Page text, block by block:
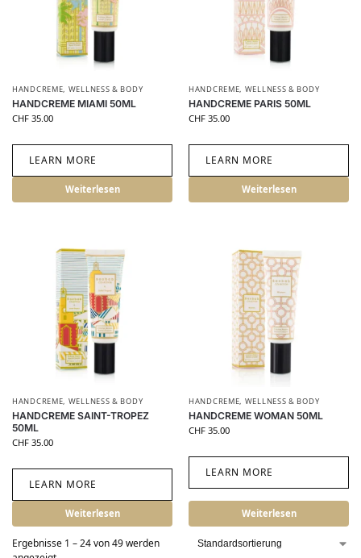
HANDCREME, WELLNESS & BODY
HANDCREME MIAMI 50ML
CHF 35.00
LEARN MORE
Weiterlesen
HANDCREME, WELLNESS & BODY
HANDCREME PARIS 50ML
CHF 35.00
LEARN MORE
Weiterlesen
HANDCREME, WELLNESS & BODY
HANDCREME SAINT-TROPEZ
50ML
CHF 35.00
LEARN MORE
Weiterlesen
HANDCREME, WELLNESS & BODY
HANDCREME WOMAN 50ML
CHF 35.00
LEARN MORE
Weiterlesen
Ergebnisse 1 – 24 von 49 werden